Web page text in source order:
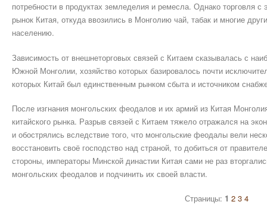
потребности в продуктах земледелия и ремесла. Однако торговля
рынок Китая, откуда ввозились в Монголию чай, табак и многие
населению.
Зависимость от внешнеторговых связей с Китаем сказывалась с
Южной Монголии, хозяйство которых базировалось почти
которых Китай был единственным рынком сбыта и источником
После изгнания монгольских феодалов и их армий из Китая
китайского рынка. Разрыв связей с Китаем тяжело отражался на
и обострялись вследствие того, что монгольские феодалы вели
восстановить своё господство над страной, то добиться от
стороны, императоры Минской династии Китая сами не раз
монгольских феодалов и подчинить их своей власти.
Страницы: 1 2 3 4